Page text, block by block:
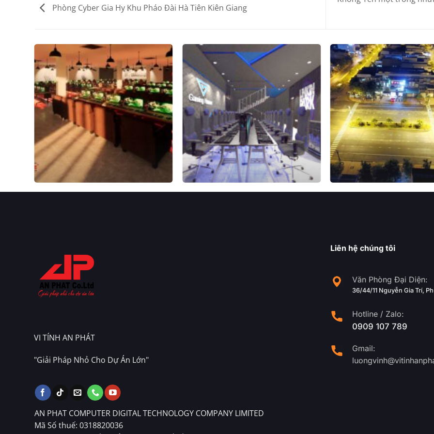
Phòng Cyber Gia Hy Khu Pháo Đài Hà Tiên Kiên Giang
VI TÍNH AN PHÁT
"Giải Pháp Nhỏ Cho Dự Án Lớn"
AN PHAT COMPUTER DIGITAL TECHNOLOGY COMPANY LIMITED
Mã Số thuế: 0318820036
Liên hệ chúng tôi
Văn Phòng Đại Diện:
36/44/11 Nguyễn Gia Trí,
Hotline / Zalo:
0909 107 789
Gmail: